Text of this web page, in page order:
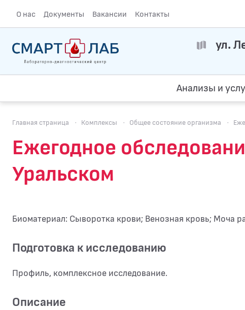
О нас Документы Вакансии Контакты
ул.
Анализы и
Главная страница · Комплексы · Общее состояние организма ·
Ежегодное
Уральском
Биоматериал: Сыворотка крови; Венозная кровь; Моча
Подготовка к исследованию
Профиль, комплексное исследование.
Описание